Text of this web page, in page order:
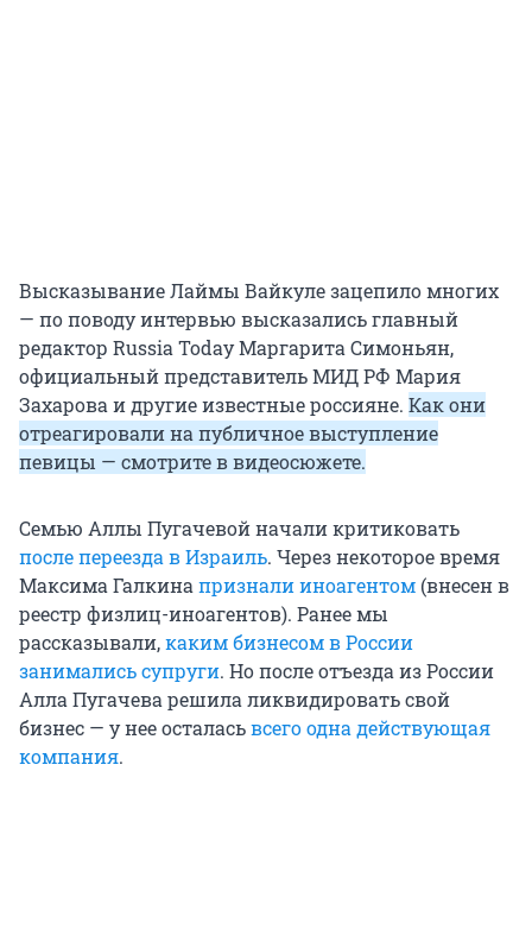
Высказывание Лаймы Вайкуле зацепило многих
— по поводу интервью высказались главный
редактор Russia Today Маргарита Симоньян,
официальный представитель МИД РФ Мария
Захарова и другие известные россияне. Как они
отреагировали на публичное выступление
певицы — смотрите в видеосюжете.
Семью Аллы Пугачевой начали критиковать
после переезда в Израиль. Через некоторое время
Максима Галкина признали иноагентом (внесен в
реестр физлиц-иноагентов). Ранее мы
рассказывали,каким бизнесом в России
занимались супруги. Но после отъезда из России
Алла Пугачева решила ликвидировать свой
бизнес — у нее осталасьвсего одна действующая
компания.